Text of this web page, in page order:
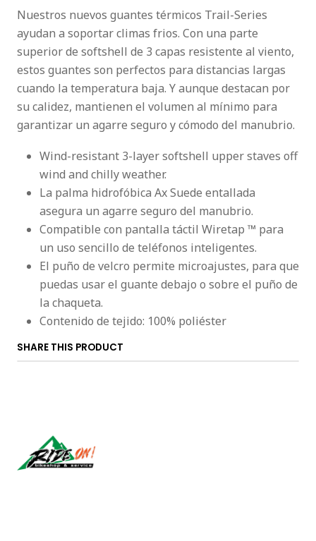
Nuestros nuevos guantes térmicos Trail-Series
ayudan a soportar climas frios. Con una parte
superior de softshell de 3 capas resistente al viento,
estos guantes son perfectos para distancias largas
cuando la temperatura baja. Y aunque destacan por
su calidez, mantienen el volumen al mínimo para
garantizar un agarre seguro y cómodo del manubrio.
Wind-resistant 3-layer softshell upper staves off
wind and chilly weather.
La palma hidrofóbica Ax Suede entallada
asegura un agarre seguro del manubrio.
Compatible con pantalla táctil Wiretap ™ para
un uso sencillo de teléfonos inteligentes.
El puño de velcro permite microajustes, para que
puedas usar el guante debajo o sobre el puño de
la chaqueta.
Contenido de tejido: 100% poliéster
SHARE THIS PRODUCT